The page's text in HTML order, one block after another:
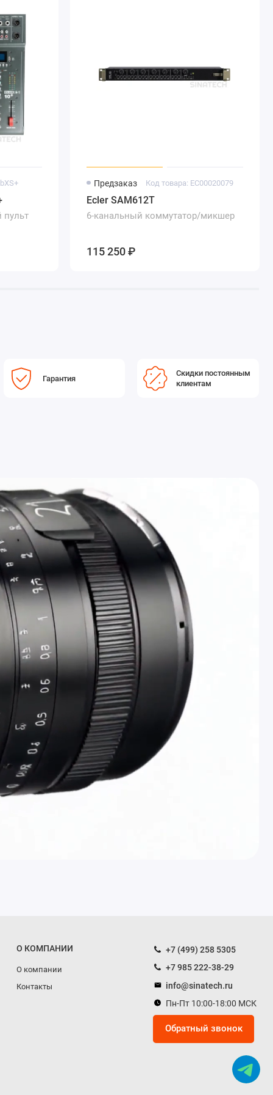
Предзаказ Код товара: EC00020079
Ecler SAM612T
6-канальный коммутатор/микшер
115 250 ₽
Гарантия
Скидки постоянным
клиентам
О КОМПАНИИ
О компании
Контакты
+7 (499) 258 5305
+7 985 222-38-29
info@sinatech.ru
Пн-Пт 10:00-18:00 МСК
Обратный звонок